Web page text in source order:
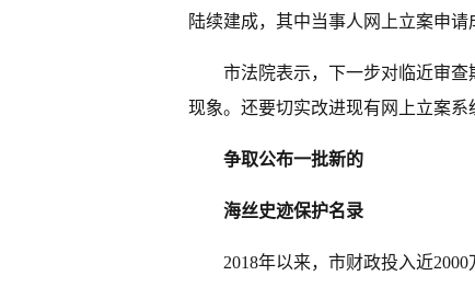
陆续建成，其中当事人网上立案申请
市法院表示，下一步对临近审
现象。还要切实改进现有网上立案系
争取公布一批新的
海丝史迹保护名录
2018年以来，市财政投入近